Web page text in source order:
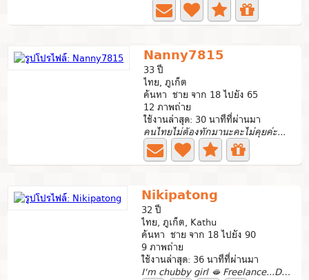
Nanny7815
33 ปี
ไทย, ภูเก็ต
ค้นหา ชาย จาก 18 ไปยัง 65
12 ภาพถ่าย
ใช้งานล่าสุด: 30 นาทีที่ผ่านมา
คนไทยไม่ต้องทักมานะคะไม่คุยค่ะ...
Nikipatong
32 ปี
ไทย, ภูเก็ต, Kathu
ค้นหา ชาย จาก 18 ไปยัง 90
9 ภาพถ่าย
ใช้งานล่าสุด: 36 นาทีที่ผ่านมา
I'm chubby girl 🫦 Freelance...Do Cam♥